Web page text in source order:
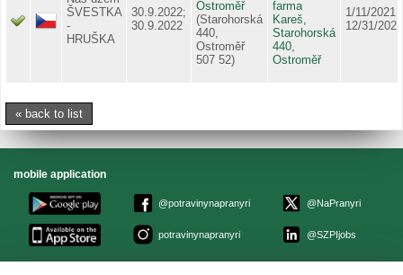
ŠVESTKA
-
HRUŠKA
30.9.2022;
30.9.2022
Ostroměř
(Starohorská
440,
Ostroměř
507 52)
farma
Kareš,
Starohorská
440,
Ostroměř
1/11/2021 -
12/31/2021
« back to list
mobile application
@potravinynapranyri
potravinynapranyri
@NaPranyri
@SZPIjobs